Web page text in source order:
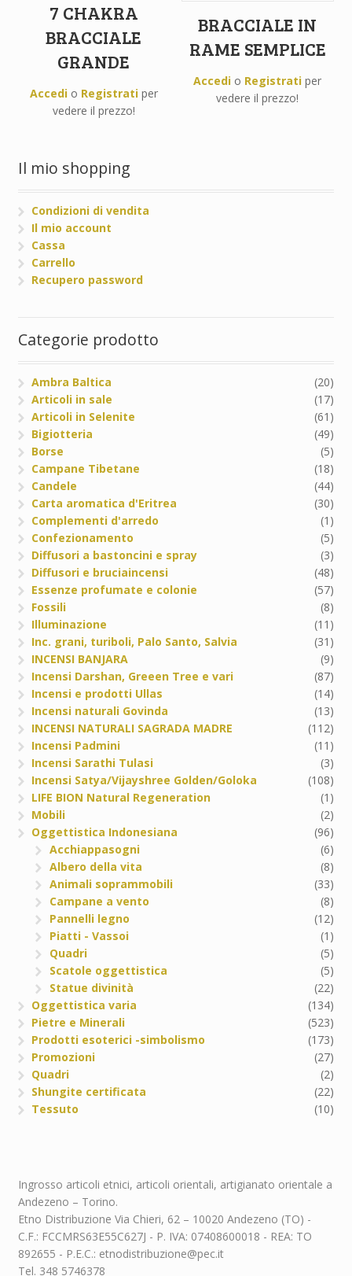
7 CHAKRA
BRACCIALE
GRANDE
Accedio Registratiper
vedere il prezzo!
BRACCIALE IN
RAME SEMPLICE
Accedi o Registrati per
vedere il prezzo!
Il mio shopping
Condizioni di vendita
Il mio account
Cassa
Carrello
Recupero password
Categorie prodotto
Ambra Baltica
(20)
Articoli in sale
(17)
Articoli in Selenite
(61)
Bigiotteria
(49)
Borse
(5)
Campane Tibetane
(18)
Candele
(44)
Carta aromatica d'Eritrea
(30)
Complementi d'arredo
(1)
Confezionamento
(5)
Diffusori a bastoncini e spray
(3)
Diffusori e bruciaincensi
(48)
Essenze profumate e colonie
(57)
Fossili
(8)
Illuminazione
(11)
Inc. grani, turiboli, Palo Santo, Salvia
(31)
INCENSI BANJARA
(9)
Incensi Darshan, Greeen Tree e vari
(87)
Incensi e prodotti Ullas
(14)
Incensi naturali Govinda
(13)
INCENSI NATURALI SAGRADA MADRE
(112)
Incensi Padmini
(11)
Incensi Sarathi Tulasi
(3)
Incensi Satya/Vijayshree Golden/Goloka
(108)
LIFE BION Natural Regeneration
(1)
Mobili
(2)
Oggettistica Indonesiana
(96)
Acchiappasogni
(6)
Albero della vita
(8)
Animali soprammobili
(33)
Campane a vento
(8)
Pannelli legno
(12)
Piatti - Vassoi
(1)
Quadri
(5)
Scatole oggettistica
(5)
Statue divinità
(22)
Oggettistica varia
(134)
Pietre e Minerali
(523)
Prodotti esoterici -simbolismo
(173)
Promozioni
(27)
Quadri
(2)
Shungite certificata
(22)
Tessuto
(10)
Ingrosso articoli etnici, articoli orientali, artigianato orientale a
Andezeno – Torino.
Etno Distribuzione Via Chieri, 62 – 10020 Andezeno (TO) -
C.F.: FCCMRS63E55C627J - P. IVA: 07408600018 - REA: TO
892655 - P.E.C.: etnodistribuzione@pec.it
Tel. 348 5746378